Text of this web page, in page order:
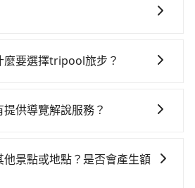
初日 (嘉義縣番路鄉) 的目的地。
客是外地人便漫天喊價或恣意繞
少額外負擔90元車資，而且更會
省50%的交通費用。
山初日的花費預估為
估進去，但額外的汽車保險與可
過四位，更是沒有較大的七人座
每一次租車都好像在開樂透一
到明明已經預約了時間但上一位
Taxi、Yoxi等，如果在路邊攔不
，價格約為2,600~3,100元間，但
，其叫車的難度是雙北市的240
論在價格或服務品質上，tripool
車站店到阿里山初日的最佳選
來完成，除了可以快速依據
用卡，還可以累積點數做現金回
等。正常來說，線上刷卡付款
不用電話確認空房，事後也不用
麼要選擇tripool旅步？
求進行選擇。此外，為確保您的
優於其他業者更彈性的取消政
能更無後顧之憂。無論您是要前
供導覽解說服務？
透過電子郵件
聯繫我們，將有專人協助回覆確
景點或地點？是否會產生額